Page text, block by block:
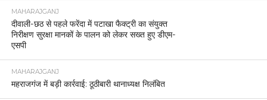
MAHARAJGANJ
दीवाली-छठ से पहले फरेंदा में पटाखा फैक्ट्री का संयुक्त
निरीक्षण सुरक्षा मानकों के पालन को लेकर सख्त हुए डीएम-
एसपी
MAHARAJGANJ
महराजगंज में बड़ी कार्रवाई: ठूठीबारी थानाध्यक्ष निलंबित